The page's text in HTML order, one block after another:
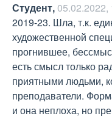
Студент,05.02.2022,
2019-23. Шла, т.к.
художественной
прогнившее,
есть смысл только
приятными людьми,
преподаватели.
и она неплоха, но